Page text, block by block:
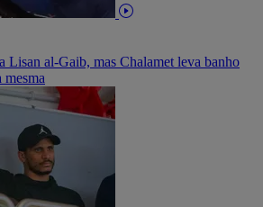
Lisan al-Gaib, mas Chalamet leva banho
mesma